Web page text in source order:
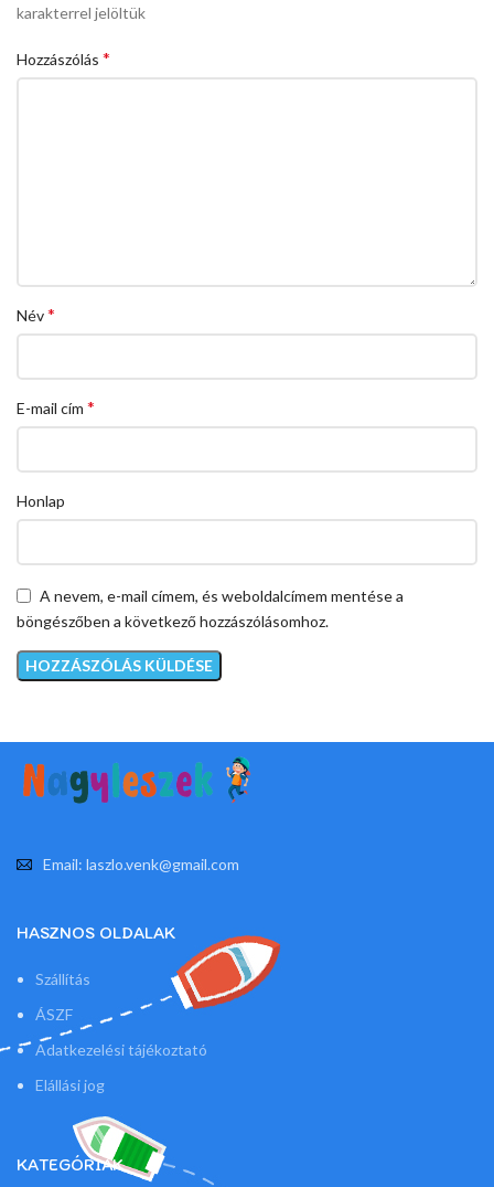
karakterrel jelöltük
Hozzászólás *
Név*
E-mail cím *
Honlap
A nevem, e-mail címem, és weboldalcímem mentése a
böngészőben a következő hozzászólásomhoz.
Email: laszlo.venk@gmail.com
HASZNOS OLDALAK
Szállítás
ÁSZF
Adatkezelési tájékoztató
Elállási jog
KATEGÓRIÁK